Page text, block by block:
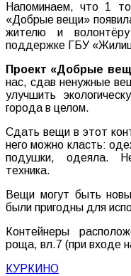
Напоминаем, что 1
«Добрые вещи»
жителю
и волонтёру
поддержке ГБУ «
Проект «Добрые
нас, сдав ненужные
улучшить
города в целом.
Сдать вещи в этот
него можно класть:
подушки, одеяла.
техника.
Вещи могут быть
были пригодны для
Контейнеры
роща, вл.7 (при входе
КУРКИНО